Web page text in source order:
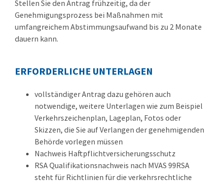
Stellen Sie den Antrag frühzeitig, da der
Genehmigungsprozess bei Maßnahmen mit
umfangreichem Abstimmungsaufwand bis zu 2 Monate
dauern kann.
ERFORDERLICHE UNTERLAGEN
vollständiger Antrag dazu gehören auch
notwendige, weitere Unterlagen wie zum Beispiel
Verkehrszeichenplan, Lageplan, Fotos oder
Skizzen, die Sie auf Verlangen der genehmigenden
Behörde vorlegen müssen
Nachweis Haftpflichtversicherungsschutz
RSA Qualifikationsnachweis nach MVAS 99RSA
steht für Richtlinien für die verkehrsrechtliche